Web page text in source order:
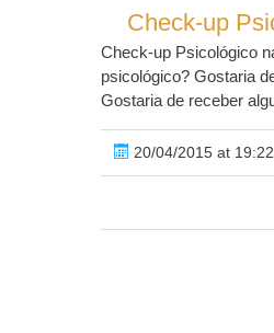
Check-up
Check-up Psicológico
psicológico? Gostaria
Gostaria de receber
20/04/2015 at 19:22